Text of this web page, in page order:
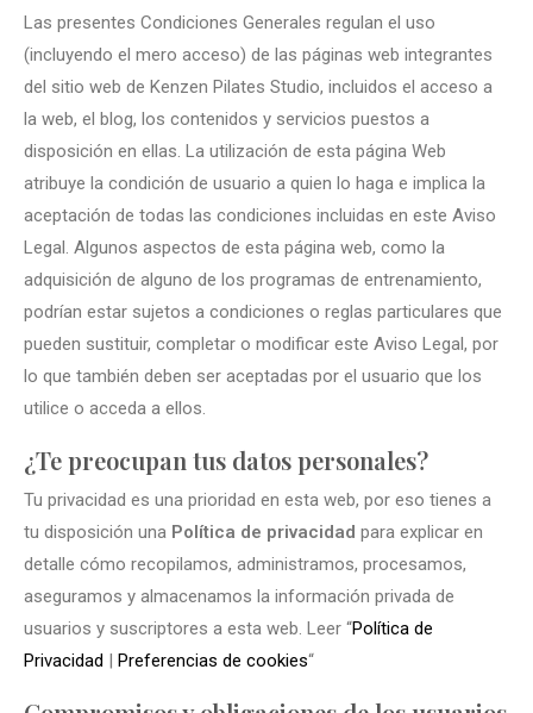
Las presentes Condiciones Generales regulan el uso
(incluyendo el mero acceso) de las páginas web integrantes
del sitio web de Kenzen Pilates Studio, incluidos el acceso a
la web, el blog, los contenidos y servicios puestos a
disposición en ellas. La utilización de esta página Web
atribuye la condición de usuario a quien lo haga e implica la
aceptación de todas las condiciones incluidas en este Aviso
Legal. Algunos aspectos de esta página web, como la
adquisición de alguno de los programas de entrenamiento,
podrían estar sujetos a condiciones o reglas particulares que
pueden sustituir, completar o modificar este Aviso Legal, por
lo que también deben ser aceptadas por el usuario que los
utilice o acceda a ellos.
¿Te preocupan tus datos personales?
Tu privacidad es una prioridad en esta web, por eso tienes a
tu disposición una Política de privacidad para explicar en
detalle cómo recopilamos, administramos, procesamos,
aseguramos y almacenamos la información privada de
usuarios y suscriptores a esta web. Leer “Política de
Privacidad | Preferencias de cookies“